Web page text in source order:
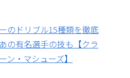
のドリブル15種類を徹底
の有名選手の技も【クラ
ン・マシューズ】